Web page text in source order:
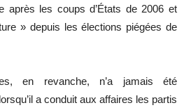
après les coups d’États de 2006 et
» depuis les élections piégées de
en revanche, n’a jamais été
a conduit aux affaires les partis